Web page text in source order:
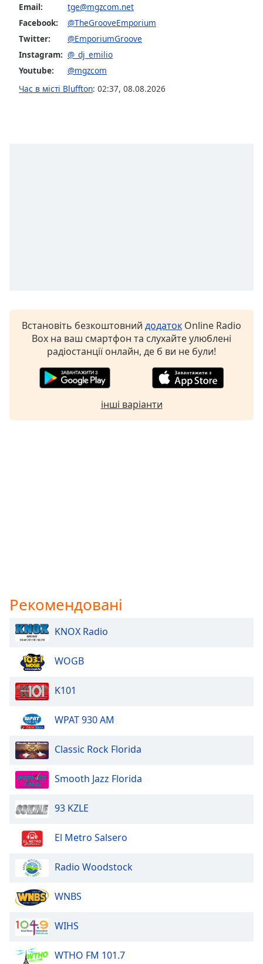
Opacity
Caption
Area
Background
Color
Reset
window.
Email:
tge@mgzcom.net
Facebook:
@TheGrooveEmporium
Twitter:
@EmporiumGroove
Instagram: @_dj_emilio
Youtube:
@mgzcom
Час в місті Bluffton: 02:37, 08.08.2026
Встановіть безкоштовний додаток Online Radio
Box на ваш смартфон та слухайте улюблені
радіостанції онлайн, де б ви не були!
інші варіанти
Рекомендовані
KNOX Radio
WOGB
K101
WPAT 930 AM
Classic Rock Florida
Smooth Jazz Florida
93 KZLE
El Metro Salsero
Radio Woodstock
WNBS
WIHS
WTHO FM 101.7